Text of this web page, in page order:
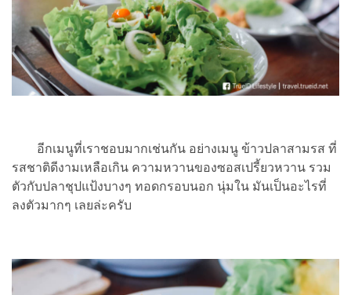
อีกเมนูที่เราชอบมากเช่นกัน อย่างเมนู ข้าวปลาสามรส ที่
รสชาติดีงามเหลือเกิน ความหวานของซอสเปรี้ยวหวาน รวม
ตัวกับปลาชุปแป้งบางๆ ทอดกรอบนอก นุ่มใน มันเป็นอะไรที่
ลงตัวมากๆ เลยล่ะครับ